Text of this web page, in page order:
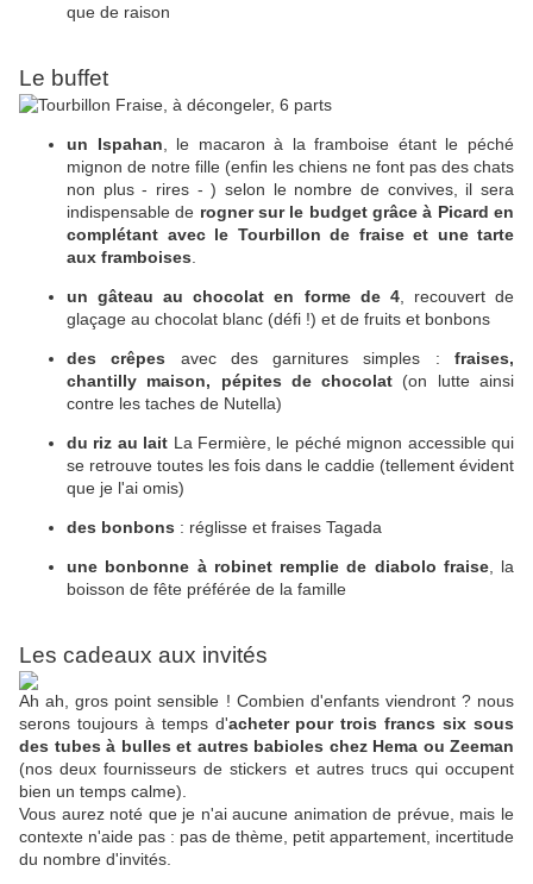
que de raison
Le buffet
un Ispahan , le macaron à la framboise étant le péché
mignon de notre fille (enfin les chiens ne font pas des chats
non plus - rires - ) selon le nombre de convives, il sera
indispensable de rogner sur le budget grâce à Picard en
complétant avec le Tourbillon de fraise et une tarte
aux framboises
un gâteau au chocolat en forme de 4, recouvert de
glaçage au chocolat blanc (défi !) et de fruits et bonbons
des crêpes avec des garnitures simples :fraises,
chantilly maison, pépites de chocolat (on lutte ainsi
contre les taches de Nutella)
du riz au lait La Fermière, le péché mignon accessible qui
se retrouve toutes les fois dans le caddie (tellement évident
que je l'ai omis)
des bonbons : réglisse et fraises Tagada
une bonbonne à robinet remplie de diabolo fraise, la
boisson de fête préférée de la famille
Les cadeaux aux invités
Ah ah, gros point sensible ! Combien d'enfants viendront ? nous
serons toujours à temps d'acheter pour trois francs six sous
des tubes à bulles et autres babioles chez Hema ou Zeeman
(nos deux fournisseurs de stickers et autres trucs qui occupent
bien un temps calme).
Vous aurez noté que je n'ai aucune animation de prévue, mais le
contexte n'aide pas : pas de thème, petit appartement, incertitude
du nombre d'invités.